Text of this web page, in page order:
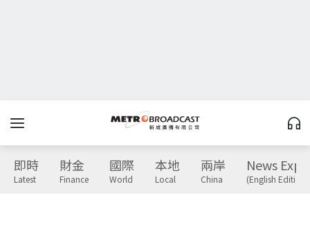
即時
Latest
財金
Finance
國際
World
本地
Local
兩岸
China
News
(English Edition)